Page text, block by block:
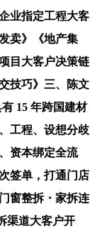
业指定工程大客
卖》《地产集
目大客户决策链
技巧》三、陈文
15 年跨国建材
工程、设想分歧
资本绑定全流
签单，打通门店
窗整拆・家拆连
渠道大客户开